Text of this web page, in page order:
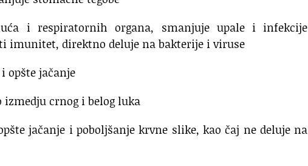
i respiratornih organa, smanjuje upale i infekcije
imunitet, direktno deluje na bakterije i viruse
opšte jačanje
crnog i belog luka
jačanje i poboljšanje krvne slike, kao čaj ne deluje na